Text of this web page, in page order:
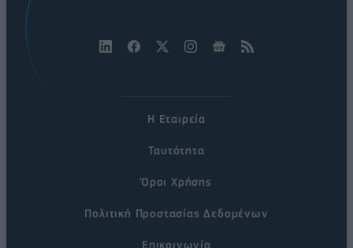
Η Εταιρεία
Ταυτότητα
Όροι Χρήσης
Πολιτική Προστασίας Δεδομένων
Επικοινωνία